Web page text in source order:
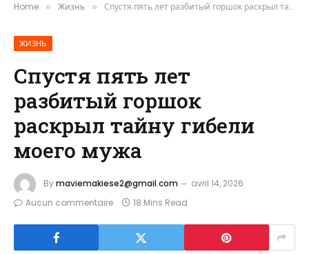
Home » Жизнь » Спустя пять лет разбитый горшок раскрыл тайну гибели моего мужа
ЖИЗНЬ
Спустя пять лет
разбитый горшок
раскрыл тайну гибели
моего мужа
Bymaviemakiese2@gmail.com
avril 14, 2026
Aucun commentaire
18 Mins Read